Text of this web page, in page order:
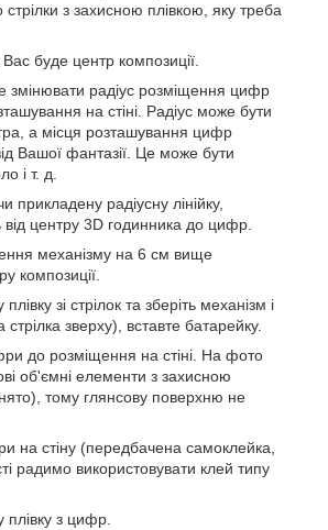
з захисною плівкою, яку треба
буде центр композиції.
змінювати радіус розміщення цифр
на стіні. Радіус може бути
а місця розташування цифр
Вашої фантазії. Це може бути
і т. д.
прикладену радіусну лінійку,
від центру 3D годинника до цифр.
механізму на 6 см вище
композиції.
плівку зі стрілок та зберіть механізм і
стрілка зверху), вставте батарейку.
до розміщення на стіні. На фото
об'ємні елементи з захисною
тому глянсову поверхню не
на стіну (передбачена самоклейка,
радимо використовувати клей типу
плівку з цифр.